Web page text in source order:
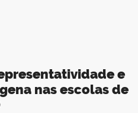
e
nas escolas de